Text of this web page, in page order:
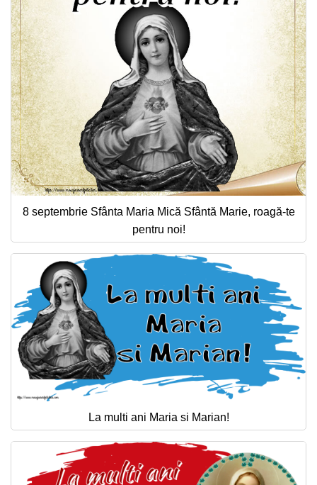
8 septembrie Sfânta Maria Mică Sfântă Marie, roagă-te
pentru noi!
La multi ani Maria si Marian!